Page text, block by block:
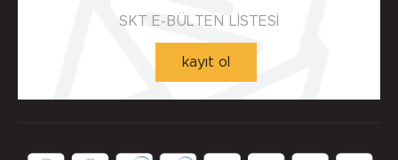
SKT E-BÜLTEN LİSTESİ
kayıt ol